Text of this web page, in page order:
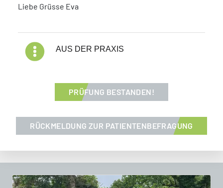
Liebe Grüsse Eva
Blog KategorienAUS DER PRAXIS
PRÜFUNG BESTANDEN!
RÜCKMELDUNG ZUR PATIENTENBEFRAGUNG